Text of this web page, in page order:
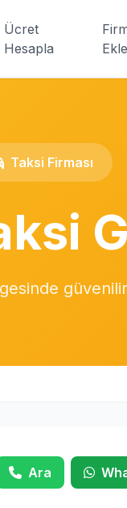
Ücret
Hesapla
Ekle
Taksi Firması
Ara